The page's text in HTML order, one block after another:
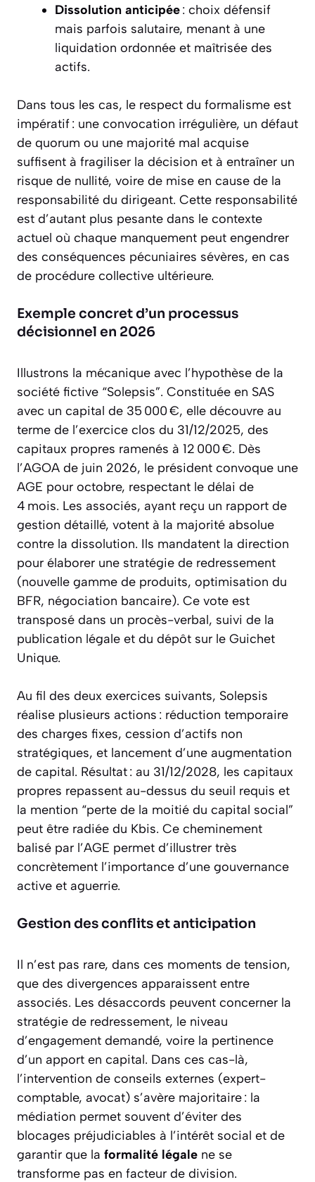
Dissolution anticipée: choix défensif
mais parfois salutaire, menant à une
liquidation ordonnée et maîtrisée des
actifs.
Dans tous les cas, le respect du formalisme est
impératif : une convocation irrégulière, un défaut
de quorum ou une majorité mal acquise
suffisent à fragiliser la décision et à entraîner un
risque de nullité, voire de mise en cause de la
responsabilité du dirigeant. Cette responsabilité
est d’autant plus pesante dans le contexte
actuel où chaque manquement peut engendrer
des conséquences pécuniaires sévères, en cas
de procédure collective ultérieure.
Exemple concret d’un processus
décisionnel en 2026
Illustrons la mécanique avec l’hypothèse de la
société fictive “Solepsis”. Constituée en SAS
avec un capital de 35 000 €, elle découvre au
terme de l’exercice clos du 31/12/2025, des
capitaux propres ramenés à 12 000 €. Dès
l’AGOA de juin 2026, le président convoque une
AGE pour octobre, respectant le délai de
4 mois. Les associés, ayant reçu un rapport de
gestion détaillé, votent à la majorité absolue
contre la dissolution. Ils mandatent la direction
pour élaborer une stratégie de redressement
(nouvelle gamme de produits, optimisation du
BFR, négociation bancaire). Ce vote est
transposé dans un procès-verbal, suivi de la
publication légale et du dépôt sur le Guichet
Unique.
Au fil des deux exercices suivants, Solepsis
réalise plusieurs actions : réduction temporaire
des charges fixes, cession d’actifs non
stratégiques, et lancement d’une augmentation
de capital. Résultat : au 31/12/2028, les capitaux
propres repassent au-dessus du seuil requis et
la mention “perte de la moitié du capital social”
peut être radiée du Kbis. Ce cheminement
balisé par l’AGE permet d’illustrer très
concrètement l’importance d’une gouvernance
active et aguerrie.
Gestion des conflits et anticipation
Il n’est pas rare, dans ces moments de tension,
que des divergences apparaissent entre
associés. Les désaccords peuvent concerner la
stratégie de redressement, le niveau
d’engagement demandé, voire la pertinence
d’un apport en capital. Dans ces cas-là,
l’intervention de conseils externes (expert-
comptable, avocat) s’avère majoritaire : la
médiation permet souvent d’éviter des
blocages préjudiciables à l’intérêt social et de
garantir que la formalité légale ne se
transforme pas en facteur de division.